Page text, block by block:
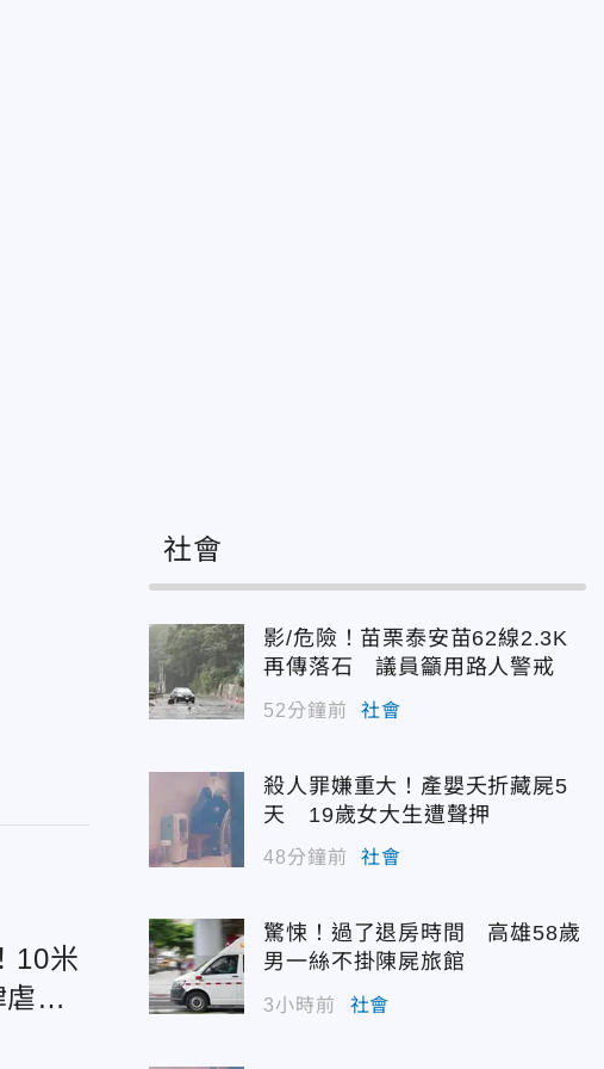
10米
沖
社會
影/危險！苗栗泰安苗62線2.3K
再傳落石 議員籲用路人警戒
52分鐘前 社會
殺人罪嫌重大！產嬰夭折藏屍5
天 19歲女大生遭聲押
48分鐘前 社會
驚悚！過了退房時間 高雄58歲
男一絲不掛陳屍旅館
3小時前 社會